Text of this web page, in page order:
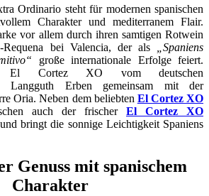
Ordinario steht für modernen spanischen
Charakter und mediterranem Flair.
vor allem durch ihren samtigen Rotwein
bei Valencia, der als
„Spaniens
große internationale Erfolge feiert.
El Cortez XO vom deutschen
Langguth Erben gemeinsam mit der
Oria. Neben dem beliebten El Cortez XO
auch der frischer El Cortez XO
bringt die sonnige Leichtigkeit Spaniens
Genuss mit spanischem
Charakter